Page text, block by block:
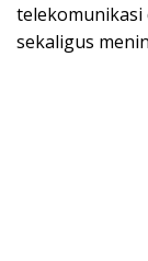
telekomunikasi
sekaligus